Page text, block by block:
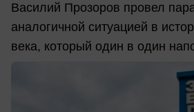
Василий Прозоров провел
аналогичной ситуацией в
века, который один в один